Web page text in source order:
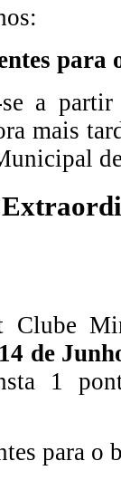
para
a
mais
Clube
de
1
para o